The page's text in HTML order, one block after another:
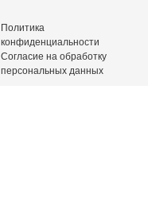
Политика
конфиденциальности
Согласие на обработку
персональных данных